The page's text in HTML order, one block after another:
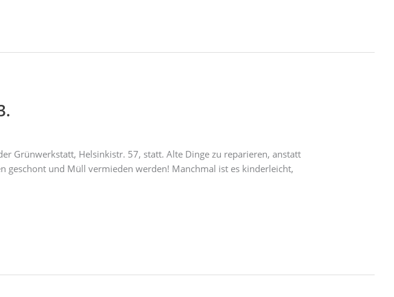
Grünwerkstatt, Helsinkistr. 57, statt. Alte Dinge zu reparieren, anstatt
geschont und Müll vermieden werden! Manchmal ist es kinderleicht,